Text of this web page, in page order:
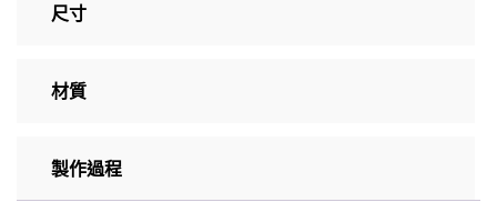
尺寸
材質
製作過程